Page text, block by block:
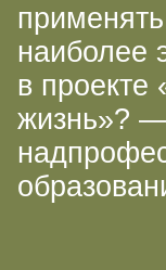
наиболее
в проекте
жизнь»?